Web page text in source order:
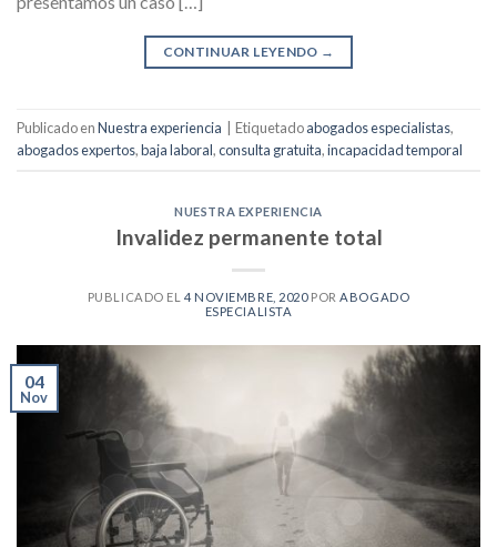
CONTINUAR LEYENDO →
Publicado enNuestra experiencia Etiquetadoabogados especialistas,
abogados expertos,baja laboral,consulta gratuita,incapacidad temporal
NUESTRA EXPERIENCIA
Invalidez permanente total
PUBLICADO EL 4 NOVIEMBRE, 2020PORABOGADO
ESPECIALISTA
04
Nov